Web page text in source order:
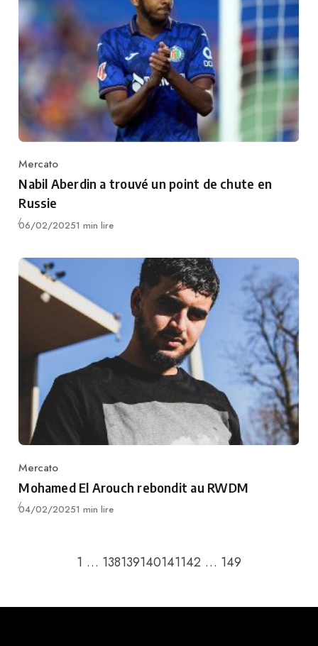
Category
Mercato
Nabil Aberdin a trouvé un point de chute en
Russie
Publié
06/02/20251 min lire
Category
Mercato
Mohamed El Arouch rebondit au RWDM
Publié
04/02/20251 min lire
Retour à la page précédente
1 … 138139140141142 … 149